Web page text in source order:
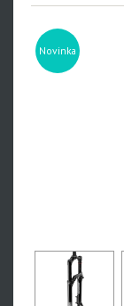
Pike
Paragon
Novinka